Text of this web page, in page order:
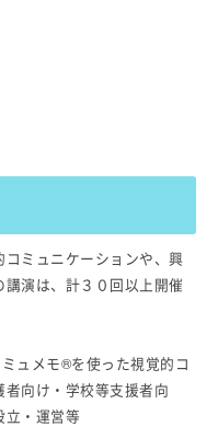
ミュニケーションや、興
演は、計３０回以上開催
ュメモ®を使った視覚的コ
向け・学校等支援者向
立・運営等